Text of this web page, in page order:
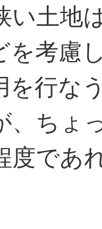
い土地
を考慮
を行な
、ちょ
度であ